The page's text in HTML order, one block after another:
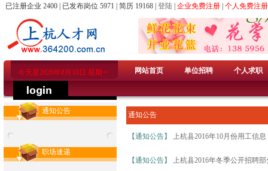
已注册企业 2400 | 已发布岗位 5971 | 简历 19168 | 登陆 企业免费注册 个人免费注册
今天是2026年8月10日 星期一 网站首页 单位招聘 个人求职
通知公告
职场速递
通知公告
【通知公告】 上杭县2016年10月份用工信息
【通知公告】 上杭县2016年冬季公开招聘